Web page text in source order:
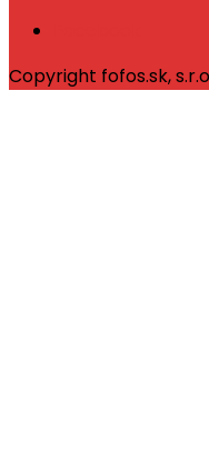
Copyright fofos.sk,